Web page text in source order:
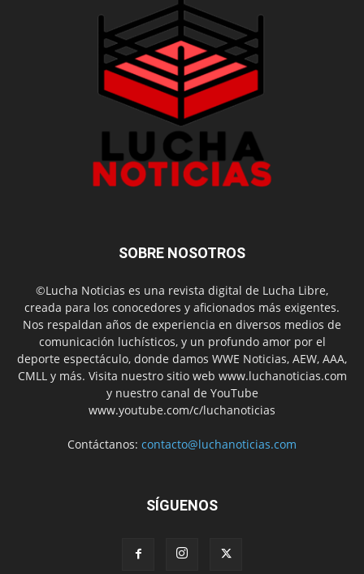
SOBRE NOSOTROS
©Lucha Noticias es una revista digital de Lucha Libre,
creada para los conocedores y aficionados más exigentes.
Nos respaldan años de experiencia en diversos medios de
comunicación luchísticos, y un profundo amor por el
deporte espectáculo, donde damos WWE Noticias, AEW, AAA,
CMLL y más. Visita nuestro sitio web www.luchanoticias.com
y nuestro canal de YouTube
www.youtube.com/c/luchanoticias
Contáctanos: contacto@luchanoticias.com
SÍGUENOS